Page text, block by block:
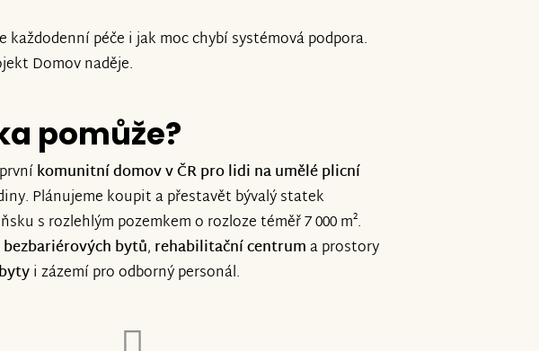
každodenní péče i jak moc chybí systémová podpora.
Domov naděje.
pomůže?
komunitní domov v ČR pro lidi na umělé plicní
Plánujeme koupit a přestavět bývalý statek
s rozlehlým pozemkem o rozloze téměř 7 000 m².
bytů, rehabilitační centruma prostory
i zázemí pro odborný personál.